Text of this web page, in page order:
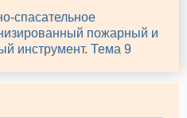
спасательное
пожарный и
инструмент. Тема 9